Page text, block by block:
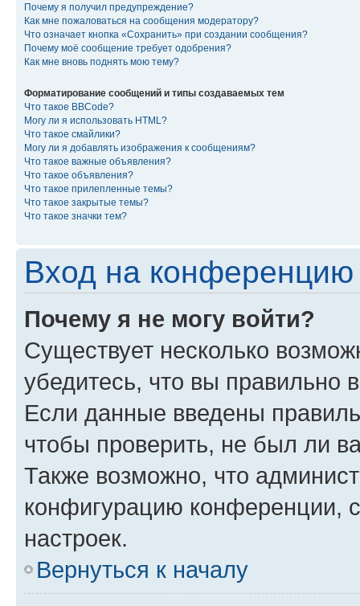
Почему я получил предупреждение?
Как мне пожаловаться на сообщения модератору?
Что означает кнопка «Сохранить» при создании сообщения?
Почему моё сообщение требует одобрения?
Как мне вновь поднять мою тему?
Форматирование сообщений и типы создаваемых тем
Что такое BBCode?
Могу ли я использовать HTML?
Что такое смайлики?
Могу ли я добавлять изображения к сообщениям?
Что такое важные объявления?
Что такое объявления?
Что такое прилепленные темы?
Что такое закрытые темы?
Что такое значки тем?
Вход на конференцию
Почему я не могу войти?
Существует несколько
убедитесь, что вы правильно
Если данные введены
чтобы проверить, не был ли
Также возможно, что
конфигурацию конференции,
настроек.
Вернуться к началу